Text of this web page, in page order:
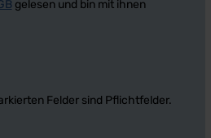
gelesen und bin mit ihnen
Felder sind Pflichtfelder.